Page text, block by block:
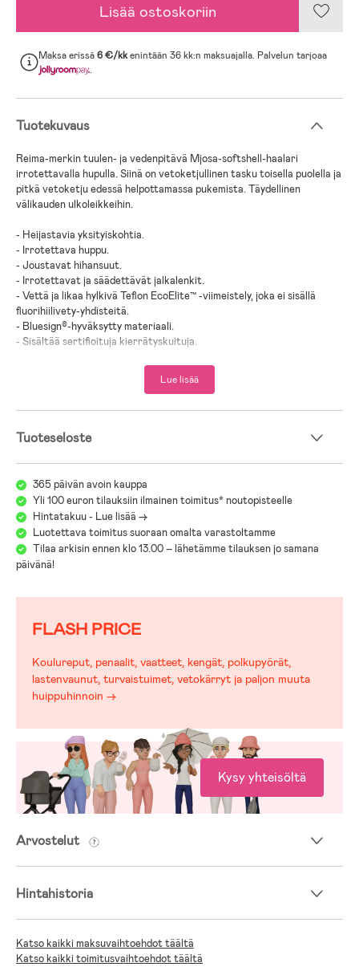
Lisää ostoskoriin
Maksa erissä6 €/kkenintään 36 kk:n maksuajalla. Palvelun tarjoaa
.
Tuotekuvaus
Reima-merkin tuulen- ja vedenpitävä Mjosa-softshell-haalari
irrotettavalla hupulla. Siinä on vetoketjullinen tasku toisella puolella ja
pitkä vetoketju edessä helpottamassa pukemista. Täydellinen
välikauden ulkoleikkeihin.
- Heijastavia yksityiskohtia.
- Irrotettava huppu.
- Joustavat hihansuut.
- Irrotettavat ja säädettävät jalkalenkit.
- Vettä ja likaa hylkivä Teflon EcoElite™ -viimeistely, joka ei sisällä
fluorihiilivety-yhdisteitä.
- Bluesign®-hyväksytty materiaali.
- Sisältää sertifioituja kierrätyskuituja.
- Etupuoli: 92 % Polyesteri, 8 % Elastaani.
- Taustapuoli: 100 % Kierrätetty polyesteri.
Lue lisää
Tuoteseloste
365 päivän avoin kauppa
Yli 100 euron tilauksiin ilmainen toimitus* noutopisteelle
Hintatakuu - Lue lisää ->
Luotettava toimitus suoraan omalta varastoltamme
Tilaa arkisin ennen klo 13.00 – lähetämme tilauksen jo samana
päivänä!
FLASH PRICE
Koulureput, penaalit, vaatteet, kengät, polkupyörät,
lastenvaunut, turvaistuimet, vetokärryt ja paljon muuta
huippuhinnoin →
Kysy yhteisöltä
Arvostelut
Hintahistoria
Katso kaikki maksuvaihtoehdot täältä
Katso kaikki toimitusvaihtoehdot täältä